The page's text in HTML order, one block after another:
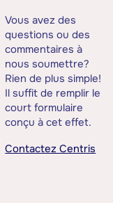
Vous avez des
questions ou des
commentaires à
nous soumettre?
Rien de plus simple!
Il suffit de remplir le
court formulaire
conçu à cet effet.
Contactez Centris